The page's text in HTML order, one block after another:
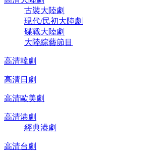
古裝大陸劇
現代/民初大陸劇
碟戰大陸劇
大陸綜藝節目
高清韓劇
高清日劇
高清歐美劇
高清港劇
經典港劇
高清台劇